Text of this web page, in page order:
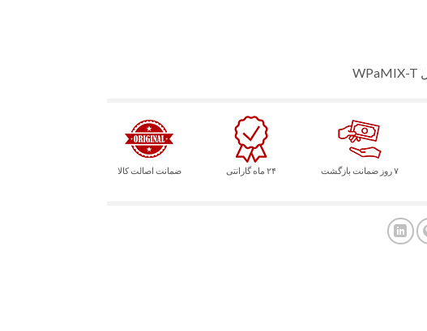
۷ روز ضمانت بازگشت ۲۴ ماه گارانتی ضمانت اصالت کالا